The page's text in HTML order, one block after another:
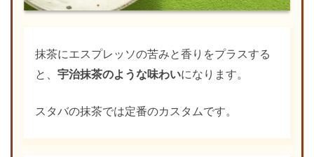
抹茶にエスプレッソの苦みと香りをプラスする
と、 宇治抹茶のような味わいになります。
スタバの抹茶では定番のカスタムです。